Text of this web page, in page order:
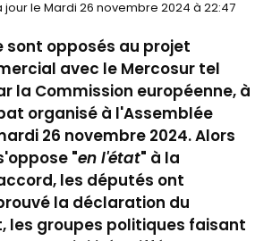
jour le Mardi 26 novembre 2024 à 22:47
sont opposés au projet
avec le Mercosur tel
la Commission européenne, à
organisé à l'Assemblée
26 novembre 2024. Alors
"en l'état" à la
les députés ont
la déclaration du
les groupes politiques faisant